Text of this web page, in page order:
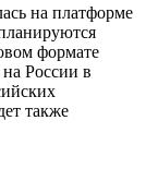
на платформе
формате
России в
также